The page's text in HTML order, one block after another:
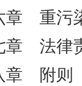
章 重污
章 法律
章 附则